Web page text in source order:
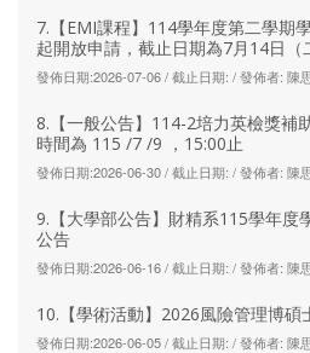
7.【EMI課程】114學年度第二學期
起開放申請，截止日期為7月14日（
發佈日期:2026-07-06 / 截止日期: / 發佈者: 陳
8.【一般公告】114-2培力英檢獎補
時間為 115 /7 /9 ，15:00止
發佈日期:2026-06-30 / 截止日期: / 發佈者: 陳
9.【大學部公告】財精系115學年度
公告
發佈日期:2026-06-16 / 截止日期: / 發佈者: 陳
10.【學術活動】2026風險管理博碩
發佈日期:2026-06-05 / 截止日期: / 發佈者: 陳